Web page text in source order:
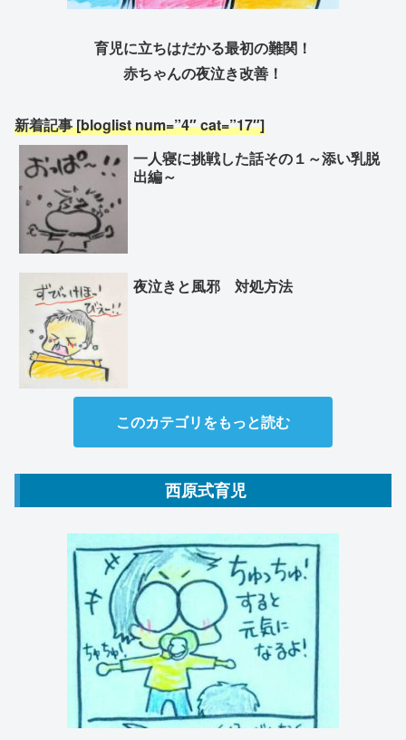
育児に立ちはだかる最初の難関！
赤ちゃんの夜泣き改善！
新着記事 [bloglist num=”4″ cat=”17″]
一人寝に挑戦した話その１～添い乳脱
出編～
夜泣きと風邪 対処方法
このカテゴリをもっと読む
西原式育児